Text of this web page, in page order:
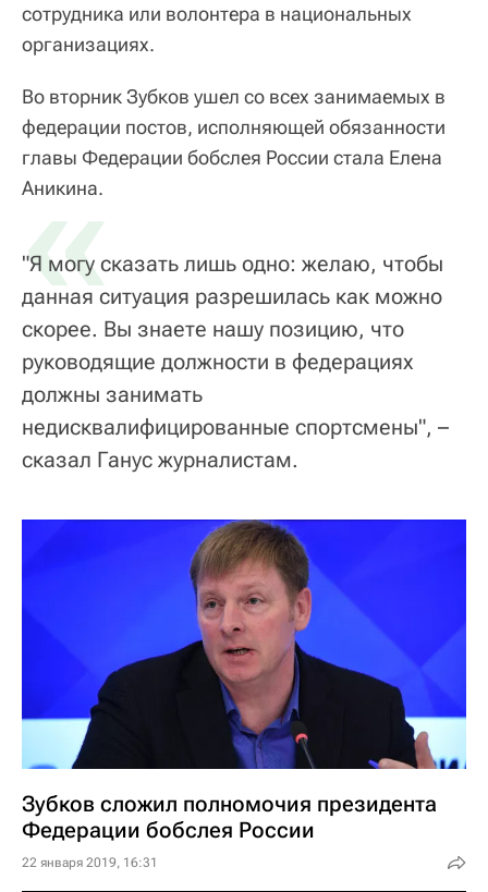
сотрудника или волонтера в национальных
организациях.
Во вторник Зубков ушел со всех занимаемых в
федерации постов, исполняющей обязанности
главы Федерации бобслея России стала Елена
Аникина.
«
"Я могу сказать лишь одно: желаю, чтобы
данная ситуация разрешилась как можно
скорее. Вы знаете нашу позицию, что
руководящие должности в федерациях
должны занимать
недисквалифицированные спортсмены", –
сказал Ганус журналистам.
Зубков сложил полномочия президента
Федерации бобслея России
22 января 2019, 16:31